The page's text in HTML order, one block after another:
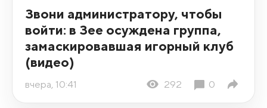
Звони администратору, чтобы
войти: в Зее осуждена группа,
замаскировавшая игорный клуб
(видео)
вчера, 10:41 292 0